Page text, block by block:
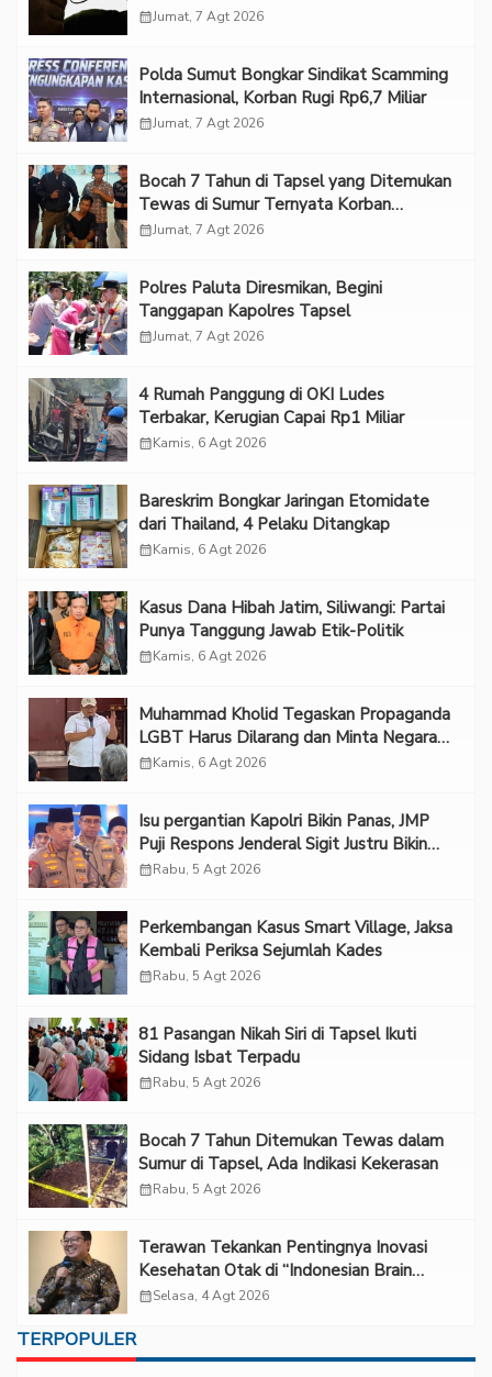
calendar_monthJumat, 7 Agt 2026
Polda Sumut Bongkar Sindikat Scamming
Internasional, Korban Rugi Rp6,7 Miliar
calendar_monthJumat, 7 Agt 2026
Bocah 7 Tahun di Tapsel yang Ditemukan
Tewas di Sumur Ternyata Korban
Kekerasan Seksual
calendar_monthJumat, 7 Agt 2026
Polres Paluta Diresmikan, Begini
Tanggapan Kapolres Tapsel
calendar_monthJumat, 7 Agt 2026
‎4 Rumah Panggung di OKI Ludes
Terbakar, Kerugian Capai Rp1 Miliar
calendar_monthKamis, 6 Agt 2026
Bareskrim Bongkar Jaringan Etomidate
dari Thailand, 4 Pelaku Ditangkap
calendar_monthKamis, 6 Agt 2026
Kasus Dana Hibah Jatim, Siliwangi: Partai
Punya Tanggung Jawab Etik-Politik
calendar_monthKamis, 6 Agt 2026
Muhammad Kholid Tegaskan Propaganda
LGBT Harus Dilarang dan Minta Negara
Melindungi Korban
calendar_monthKamis, 6 Agt 2026
Isu pergantian Kapolri Bikin Panas, JMP
Puji Respons Jenderal Sigit Justru Bikin
“Adem”
calendar_monthRabu, 5 Agt 2026
Perkembangan Kasus Smart Village, Jaksa
Kembali Periksa Sejumlah Kades
calendar_monthRabu, 5 Agt 2026
81 Pasangan Nikah Siri di Tapsel Ikuti
Sidang Isbat Terpadu
calendar_monthRabu, 5 Agt 2026
Bocah 7 Tahun Ditemukan Tewas dalam
Sumur di Tapsel, Ada Indikasi Kekerasan
calendar_monthRabu, 5 Agt 2026
Terawan Tekankan Pentingnya Inovasi
Kesehatan Otak di “Indonesian Brain
Forum 2026 UPN Veteran Jakarta”
calendar_monthSelasa, 4 Agt 2026
TERPOPULER